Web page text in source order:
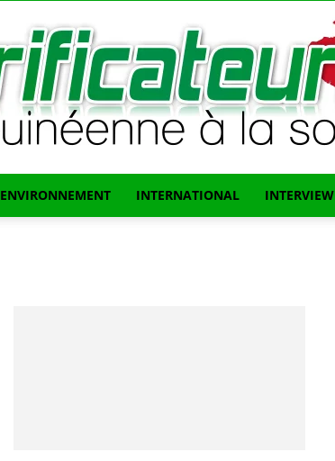
ENVIRONNEMENT INTERNATIONAL INTERVIEW